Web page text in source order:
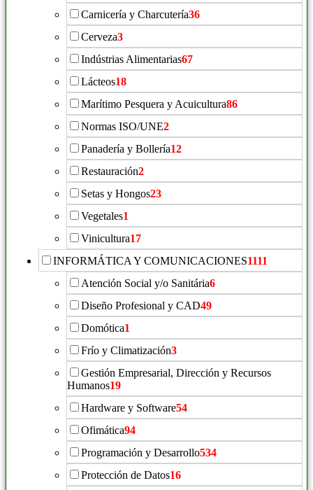
Carnicería y Charcutería36
Cerveza3
Indústrias Alimentarias67
Lácteos18
Marítimo Pesquera y Acuicultura86
Normas ISO/UNE2
Panadería y Bollería12
Restauración2
Setas y Hongos23
Vegetales1
Vinicultura17
INFORMÁTICA Y COMUNICACIONES1111
Atención Social y/o Sanitária6
Diseño Profesional y CAD49
Domótica1
Frío y Climatización3
Gestión Empresarial, Dirección y Recursos
Humanos19
Hardware y Software54
Ofimática94
Programación y Desarrollo534
Protección de Datos16